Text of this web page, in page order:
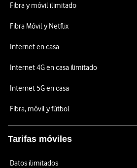
Fibra y móvil ilimitado
Fibra Móvil y Netflix
Internet en casa
Internet 4G en casa ilimitado
Internet 5G en casa
Fibra, móvil y fútbol
Tarifas móviles
Datos ilimitados